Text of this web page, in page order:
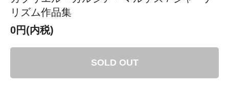
リズム作品集
0円(内税)
SOLD OUT